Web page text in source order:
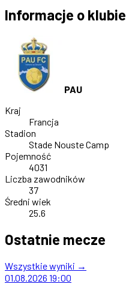
Informacje o klubie
PAU
Kraj
Francja
Stadion
Stade Nouste Camp
Pojemność
4031
Liczba zawodników
37
Średni wiek
25.6
Ostatnie mecze
Wszystkie wyniki →
01.08.2026 19:00